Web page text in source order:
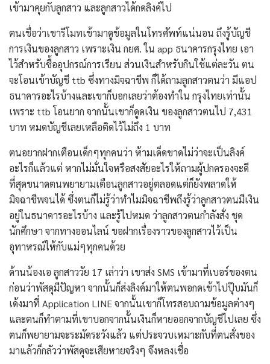
เข้ามาคุยกับลูกสาว และลูกสาวได้กดลิงค์ไป
ตนเชื่อว่าเขารีโมทเข้ามาดูข้อมูลในโทรศัพท์แน่นอน ถึงรู้บัญชี
การเงินของลูกสาว เพราะเงิน กยศ. ใน app ธนาคารกรุงไทย เอา
ไว้สำหรับซื้ออุปกรณ์การเรียน ส่วนเงินสำหรับกินใช้แต่ละวัน ตน
จะโอนเข้าบัญชี ttb ซึ่งทางมิจฉาชีพ ก็ได้ถามลูกสาวตนว่า มีแอป
ธนาคารอะไรบ้างและเขาก็บอกเลยว่าต้องทำใน กรุงไทยเท่านั้น
เพราะ ttb โอนยาก จากนั้นเขาก็ดูดเงิน ของลูกสาวตนไป 7,431
บาท หมดบัญชีเลยเหลือติดไว้ไม่ถึง 1 บาท
ตนอยากฝากเตือนเด็กๆทุกคนว่า ห้ามเด็ดขาดไม่ว่าจะเป็นลิงค์
อะไรก็แล้วแต่ หากไม่มั่นใจหรือสงสัยอะไรให้ถามผู้ปกครองจะดี
ที่สุดขนาดตนพยายามเตือนลูกสาวอยู่ตลอดแต่ก็ยังพลาดให้
มิจฉาชีพจนได้ ซึ่งตนก็ไม่รู้ว่าทำไมมิจฉาชีพถึงรู้ว่าลูกสาวตนมีเงิน
อยู่ในธนาคารอะไรบ้าง และรู้ไปหมด ว่าลูกสาวตนกำลังสั่ง ชุด
นักศึกษา จากทางออนไลน์ ขอฝากเรื่องราวของลูกสาวไว้เป็น
อุทาหรณ์ให้กับแม่ๆทุกคนด้วย
ด้านน้องเอ ลูกสาววัย 17 เล่าว่า เขาส่ง SMS เข้ามาที่เบอร์ของตน
ก่อนว่าพัสดุมีปัญหา จากนั้นก็ส่งลิงค์มาให้ตนพอกดเข้าไปปุ๊บมันก็
เด้งมาที่ Application LINE จากนั้นเขาก็โทรสอบถามข้อมูลต่างๆ
และตนก็ทำตามที่เขาบอกจากนั้นเงินก็หายออกจากบัญชีไปเลย ซึ่ง
ตนก็พยายามจะระมัดระวังแล้ว แต่ประจวบเหมาะกับที่ตนสั่งของ
มาแล้วก็กลัวว่าพัสดุจะเสียหายจริงๆ จึงหลงเชื่อ